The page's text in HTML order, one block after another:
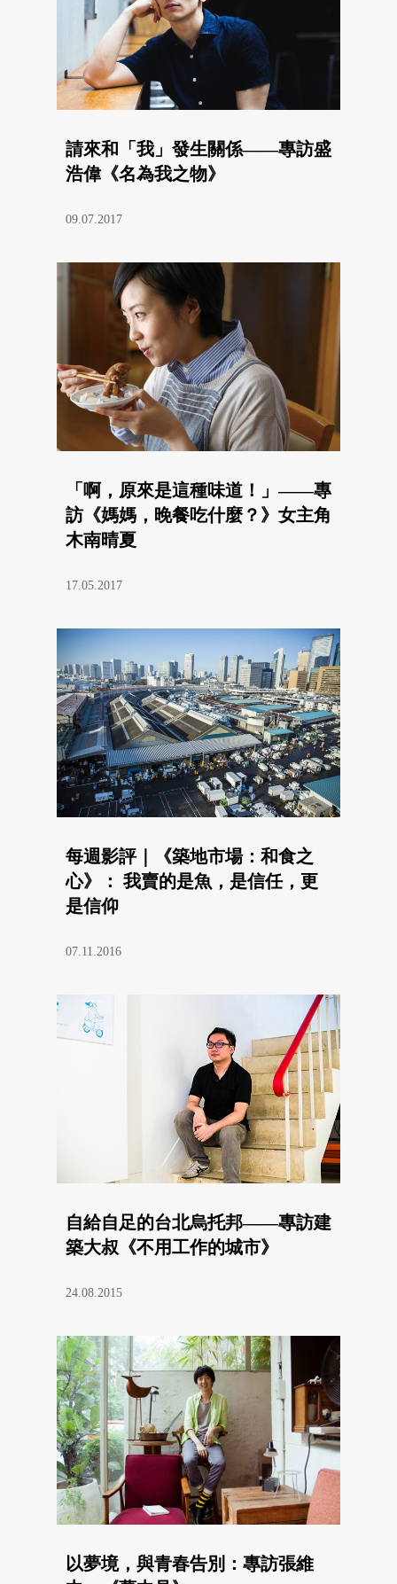
請來和「我」發生關係——專訪盛
浩偉《名為我之物》
09.07.2017
「啊，原來是這種味道！」——專
訪《媽媽，晚餐吃什麼？》女主角
木南晴夏
17.05.2017
每週影評｜《築地市場：和食之
心》： 我賣的是魚，是信任，更
是信仰
07.11.2016
自給自足的台北烏托邦——專訪建
築大叔《不用工作的城市》
24.08.2015
以夢境，與青春告別：專訪張維